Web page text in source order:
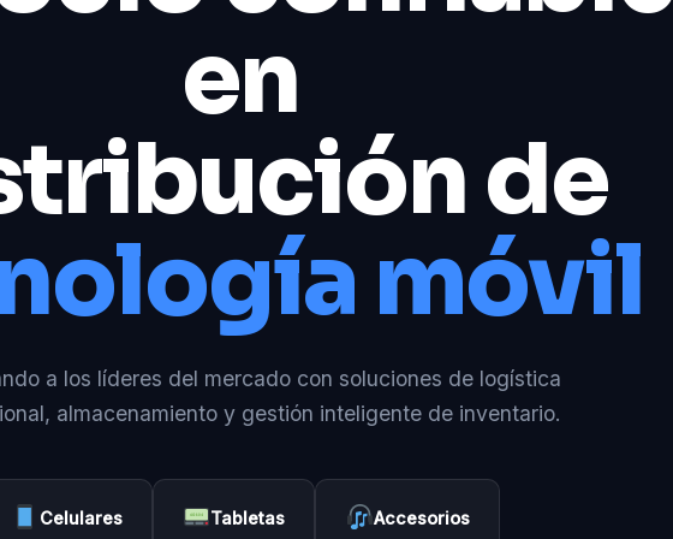
en
de
móvil
a los líderes del mercado con soluciones de logística
almacenamiento y gestión inteligente de inventario.
Celulares Tabletas Accesorios